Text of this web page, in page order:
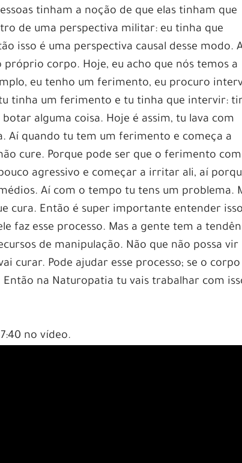
tinham a noção de que elas tinham que
de uma perspectiva militar: eu tinha que
isso é uma perspectiva causal desse modo.
corpo. Hoje, eu acho que nós temos a
eu tenho um ferimento, eu procuro
tinha um ferimento e tu tinha que intervir:
alguma coisa. Hoje é assim, tu lava com
Aí quando tu tem um ferimento e começa a
cure. Porque pode ser que o ferimento
agressivo e começar a irritar ali, aí
Aí com o tempo tu tens um problema.
cura. Então é super importante entender
faz esse processo. Mas a gente tem a
de manipulação. Não que não possa vir
curar. Pode ajudar esse processo; se o corpo
na Naturopatia tu vais trabalhar com
no vídeo.